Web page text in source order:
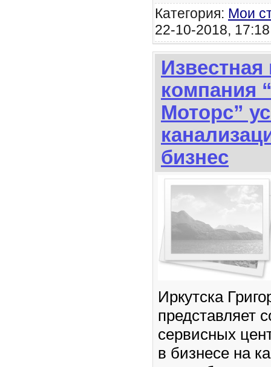
Категория: Мои
22-10-2018,
Известная
компания
Моторс”
бизнес
Иркутска
представляет
сервисных
в бизнесе на